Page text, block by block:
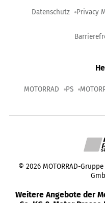
Datenschutz Privacy
MOTORRAD PS
© 2026 MOTORRAD-
Weitere Angebote der